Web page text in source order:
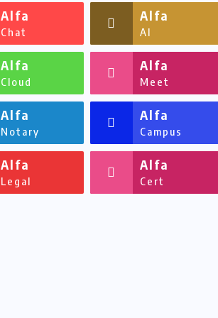
Alfa
Chat
Alfa
AI
Alfa
Cloud
Alfa
Meet
Alfa
Notary
Alfa
Campus
Alfa
Legal
Alfa
Cert